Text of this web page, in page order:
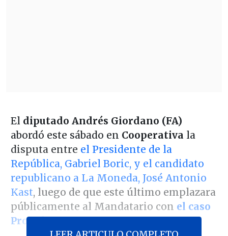
El diputado Andrés Giordano (FA)
abordó este sábado en Cooperativa la
disputa entre el Presidente de la
República, Gabriel Boric, y el candidato
republicano a La Moneda, José Antonio
Kast, luego de que este último emplazara
públicamente al Mandatario con el caso
ProCultura.